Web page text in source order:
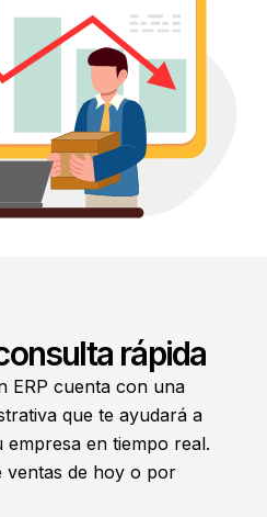
rápida
ERP cuenta con una
que te ayudará a
en tiempo real.
ventas de hoy o por